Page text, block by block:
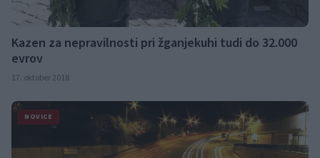
Kazen za nepravilnosti pri žganjekuhi tudi do 32.000
evrov
17. oktober 2018
NOVICE